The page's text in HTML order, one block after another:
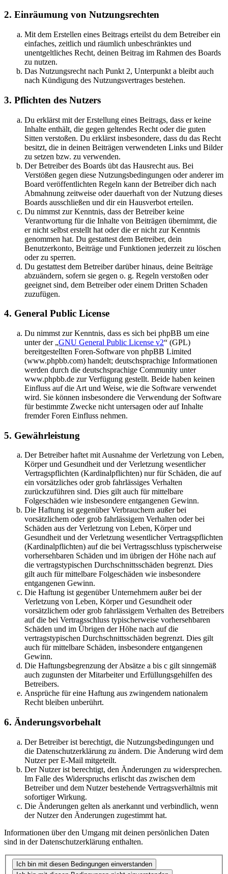
2. Einräumung von Nutzungsrechten
Mit dem Erstellen eines Beitrags erteilst du dem Betreiber ein
einfaches, zeitlich und räumlich unbeschränktes und
unentgeltliches Recht, deinen Beitrag im Rahmen des Boards
zu nutzen.
Das Nutzungsrecht nach Punkt 2, Unterpunkt a bleibt auch
nach Kündigung des Nutzungsvertrages bestehen.
3. Pflichten des Nutzers
Du erklärst mit der Erstellung eines Beitrags, dass er keine
Inhalte enthält, die gegen geltendes Recht oder die guten
Sitten verstoßen. Du erklärst insbesondere, dass du das Recht
besitzt, die in deinen Beiträgen verwendeten Links und Bilder
zu setzen bzw. zu verwenden.
Der Betreiber des Boards übt das Hausrecht aus. Bei
Verstößen gegen diese Nutzungsbedingungen oder anderer im
Board veröffentlichten Regeln kann der Betreiber dich nach
Abmahnung zeitweise oder dauerhaft von der Nutzung dieses
Boards ausschließen und dir ein Hausverbot erteilen.
Du nimmst zur Kenntnis, dass der Betreiber keine
Verantwortung für die Inhalte von Beiträgen übernimmt, die
er nicht selbst erstellt hat oder die er nicht zur Kenntnis
genommen hat. Du gestattest dem Betreiber, dein
Benutzerkonto, Beiträge und Funktionen jederzeit zu löschen
oder zu sperren.
Du gestattest dem Betreiber darüber hinaus, deine Beiträge
abzuändern, sofern sie gegen o. g. Regeln verstoßen oder
geeignet sind, dem Betreiber oder einem Dritten Schaden
zuzufügen.
4. General Public License
Du nimmst zur Kenntnis, dass es sich bei phpBB um eine
unter der „GNU General Public License v2“ (GPL)
bereitgestellten Foren-Software von phpBB Limited
(www.phpbb.com) handelt; deutschsprachige Informationen
werden durch die deutschsprachige Community unter
www.phpbb.de zur Verfügung gestellt. Beide haben keinen
Einfluss auf die Art und Weise, wie die Software verwendet
wird. Sie können insbesondere die Verwendung der Software
für bestimmte Zwecke nicht untersagen oder auf Inhalte
fremder Foren Einfluss nehmen.
5. Gewährleistung
Der Betreiber haftet mit Ausnahme der Verletzung von Leben,
Körper und Gesundheit und der Verletzung wesentlicher
Vertragspflichten (Kardinalpflichten) nur für Schäden, die auf
ein vorsätzliches oder grob fahrlässiges Verhalten
zurückzuführen sind. Dies gilt auch für mittelbare
Folgeschäden wie insbesondere entgangenen Gewinn.
Die Haftung ist gegenüber Verbrauchern außer bei
vorsätzlichem oder grob fahrlässigem Verhalten oder bei
Schäden aus der Verletzung von Leben, Körper und
Gesundheit und der Verletzung wesentlicher Vertragspflichten
(Kardinalpflichten) auf die bei Vertragsschluss typischerweise
vorhersehbaren Schäden und im übrigen der Höhe nach auf
die vertragstypischen Durchschnittsschäden begrenzt. Dies
gilt auch für mittelbare Folgeschäden wie insbesondere
entgangenen Gewinn.
Die Haftung ist gegenüber Unternehmern außer bei der
Verletzung von Leben, Körper und Gesundheit oder
vorsätzlichem oder grob fahrlässigem Verhalten des Betreibers
auf die bei Vertragsschluss typischerweise vorhersehbaren
Schäden und im Übrigen der Höhe nach auf die
vertragstypischen Durchschnittsschäden begrenzt. Dies gilt
auch für mittelbare Schäden, insbesondere entgangenen
Gewinn.
Die Haftungsbegrenzung der Absätze a bis c gilt sinngemäß
auch zugunsten der Mitarbeiter und Erfüllungsgehilfen des
Betreibers.
Ansprüche für eine Haftung aus zwingendem nationalem
Recht bleiben unberührt.
6. Änderungsvorbehalt
Der Betreiber ist berechtigt, die Nutzungsbedingungen und
die Datenschutzerklärung zu ändern. Die Änderung wird dem
Nutzer per E-Mail mitgeteilt.
Der Nutzer ist berechtigt, den Änderungen zu widersprechen.
Im Falle des Widerspruchs erlischt das zwischen dem
Betreiber und dem Nutzer bestehende Vertragsverhältnis mit
sofortiger Wirkung.
Die Änderungen gelten als anerkannt und verbindlich, wenn
der Nutzer den Änderungen zugestimmt hat.
Informationen über den Umgang mit deinen persönlichen Daten
sind in der Datenschutzerklärung enthalten.